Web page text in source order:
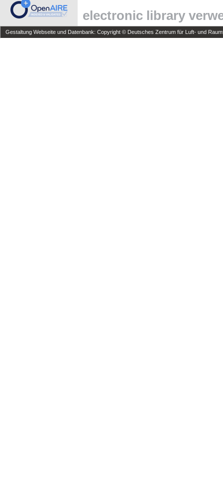
electronic library
Gestaltung Webseite und Datenbank: Copyright © Deutsches Zentrum für Luft- und